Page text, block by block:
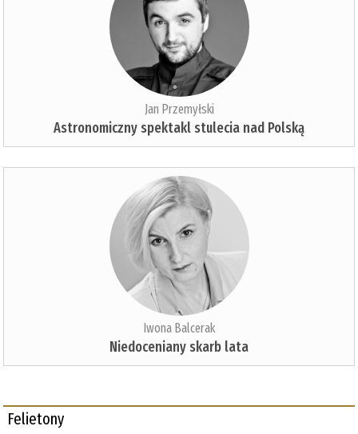
Jan Przemyłski
Astronomiczny spektakl stulecia nad Polską
Iwona Balcerak
Niedoceniany skarb lata
Felietony